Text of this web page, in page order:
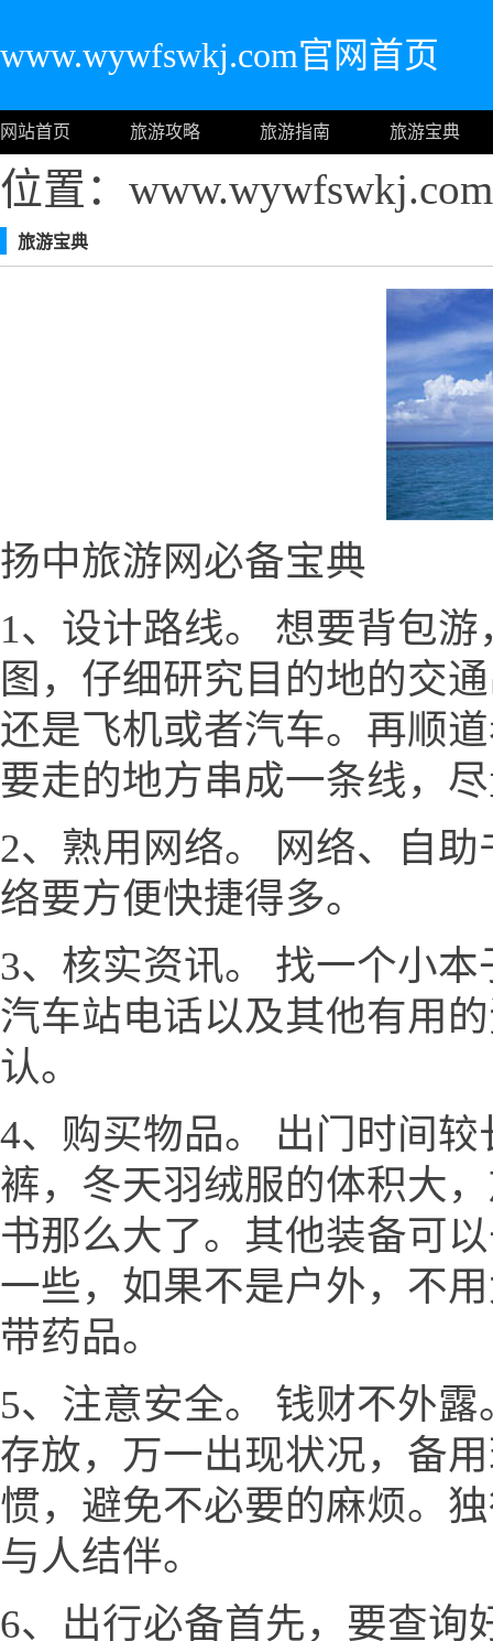
www.wywfswkj.com官网首页
网站首页 旅游攻略 旅游指南 旅游宝典
位置：
旅游宝典
扬中旅游网必备宝典
1、设计路线。 想要背包
图，仔细研究目的地的交
还是飞机或者汽车。再顺
要走的地方串成一条线，
2、熟用网络。 网络、自
络要方便快捷得多。
3、核实资讯。 找一个小
汽车站电话以及其他有用
认。
4、购买物品。 出门时间
裤，冬天羽绒服的体积大
书那么大了。其他装备可
一些，如果不是户外，不
带药品。
5、注意安全。 钱财不外
存放，万一出现状况，备
惯，避免不必要的麻烦。
与人结伴。
6、出行必备首先，要查询